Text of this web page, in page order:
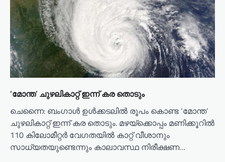
‘മോന്ത’ ചുഴലികാറ്റ് ഇന്ന് കര തൊടും
ചെന്നൈ: ബംഗാൾ ഉൾക്കടലിൽ രൂപം കൊണ്ട ‘മോന്ത’
ചുഴലികാറ്റ് ഇന്ന് കര തൊടും. മഴയ്ക്കൊപ്പം മണിക്കൂറിൽ
110 കിലോമീറ്റർ വേഗതയിൽ കാറ്റ് വീശാനും
സാധ്യതയുണ്ടെന്നും കാലാവസ്ഥ നിരീക്ഷണ…